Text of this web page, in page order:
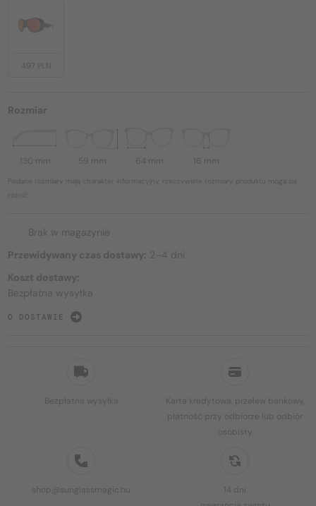
Bezpłatna wysyłka
Karta kredytowa, przelew bankowy,
płatność przy odbiorze lub odbiór
osobisty
shop@sunglassmagic.hu
14 dni
497 PLN
Rozmiar
130 mm 59 mm 64 mm 16 mm
Podane rozmiary mają charakter informacyjny, rzeczywiste rozmiary produktu mogą się
różnić.
Brak w magazynie
Przewidywany czas dostawy: 2–4 dni
Koszt dostawy:
Bezpłatna wysyłka
O DOSTAWIE